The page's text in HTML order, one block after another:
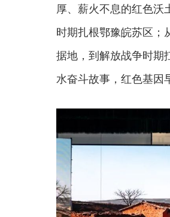
厚、薪火不息的红色沃
时期扎根鄂豫皖苏区；
据地，到解放战争时期
水奋斗故事，红色基因